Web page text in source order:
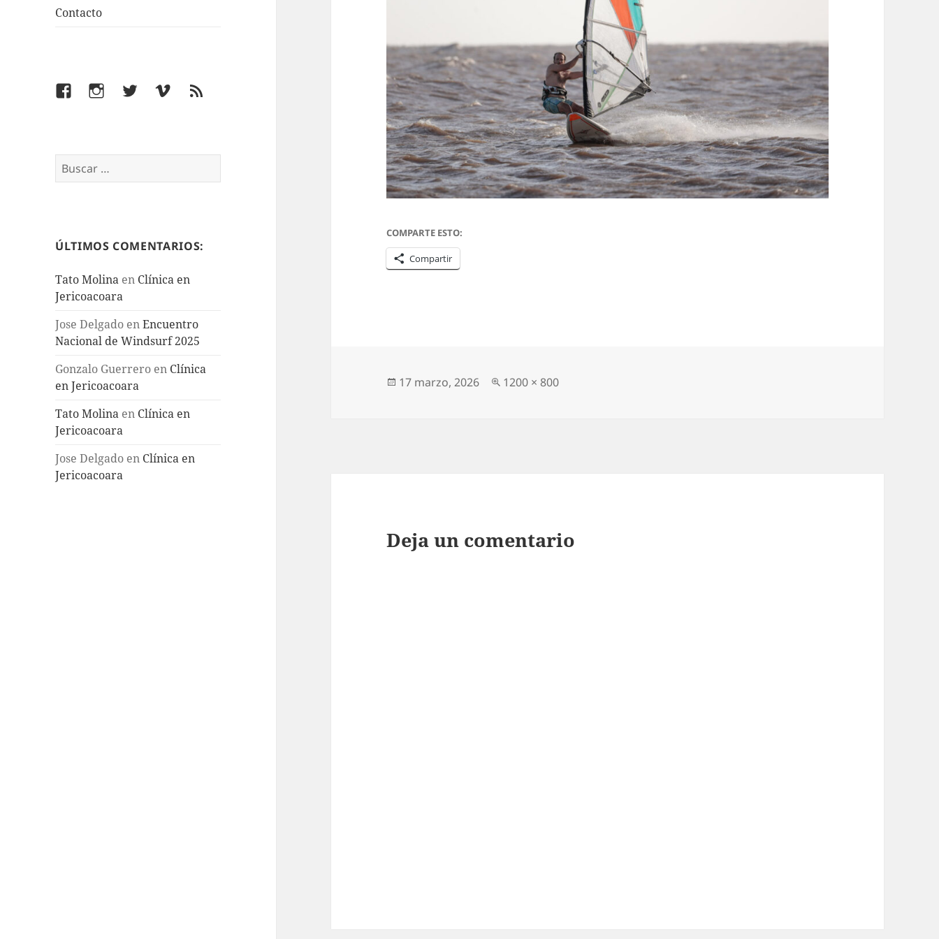
Contacto
FacebookInstagramTwitterVimeoFeed
Buscar:
ÚLTIMOS COMENTARIOS:
Tato Molina en Clínica en
Jericoacoara
Jose Delgado enEncuentro
Nacional de Windsurf 2025
Gonzalo Guerrero en Clínica
en Jericoacoara
Tato Molina en Clínica en
Jericoacoara
Jose Delgado en Clínica en
Jericoacoara
COMPARTE ESTO:
Compartir
Publicado
17 marzo, 2026
Tamaño
1200 × 800
Deja un comentario